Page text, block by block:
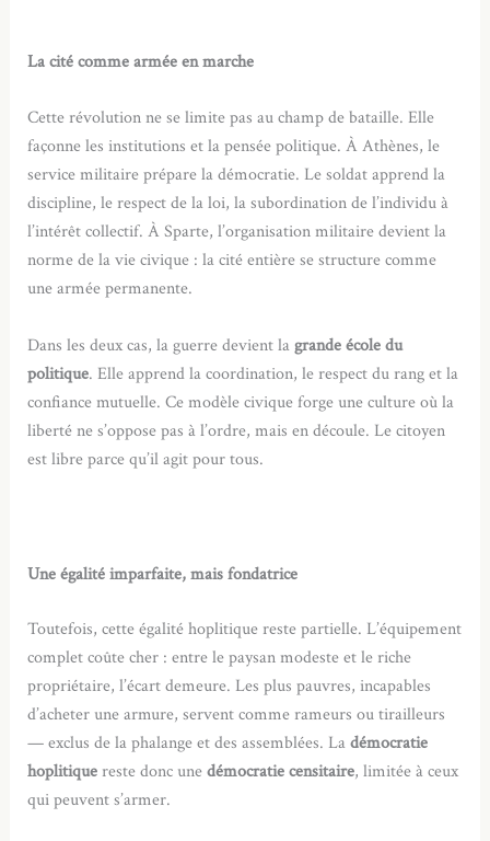
La cité comme armée en marche
Cette révolution ne se limite pas au champ de bataille. Elle
façonne les institutions et la pensée politique. À Athènes, le
service militaire prépare la démocratie. Le soldat apprend la
discipline, le respect de la loi, la subordination de l’individu à
l’intérêt collectif. À Sparte, l’organisation militaire devient la
norme de la vie civique : la cité entière se structure comme
une armée permanente.
Dans les deux cas, la guerre devient lagrande école du
politique. Elle apprend la coordination, le respect du rang et la
confiance mutuelle. Ce modèle civique forge une culture où la
liberté ne s’oppose pas à l’ordre, mais en découle. Le citoyen
est libre parce qu’il agit pour tous.
Une égalité imparfaite, mais fondatrice
Toutefois, cette égalité hoplitique reste partielle. L’équipement
complet coûte cher : entre le paysan modeste et le riche
propriétaire, l’écart demeure. Les plus pauvres, incapables
d’acheter une armure, servent comme rameurs ou tirailleurs
— exclus de la phalange et des assemblées. Ladémocratie
hoplitiquereste donc unedémocratie censitaire, limitée à ceux
qui peuvent s’armer.